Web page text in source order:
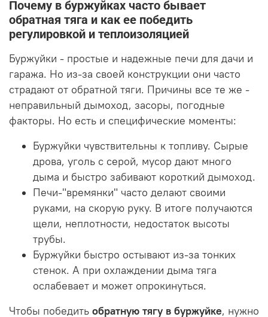
Почему в буржуйках часто бывает
обратная тяга и как ее победить
регулировкой и теплоизоляцией
Буржуйки - простые и надежные печи для дачи и
гаража. Но из-за своей конструкции они часто
страдают от обратной тяги. Причины все те же -
неправильный дымоход, засоры, погодные
факторы. Но есть и специфические моменты:
Буржуйки чувствительны к топливу. Сырые
дрова, уголь с серой, мусор дают много
дыма и быстро забивают короткий дымоход.
Печи-"времянки" часто делают своими
руками, на скорую руку. В итоге получаются
щели, неплотности, недостаток высоты
трубы.
Буржуйки быстро остывают из-за тонких
стенок. А при охлаждении дыма тяга
ослабевает и может опрокинуться.
Чтобы победить обратную тягу в буржуйке, нужно